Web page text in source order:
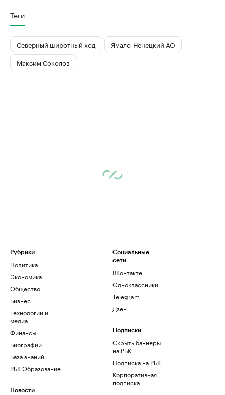
Теги
Северный широтный ход
Ямало-Ненецкий АО
Максим Соколов
Рубрики
Политика
Экономика
Общество
Бизнес
Технологии и
медиа
Финансы
Биографии
База знаний
РБК Образование
Новости
Социальные
сети
ВКонтакте
Одноклассники
Telegram
Дзен
Подписки
Скрыть баннеры
на РБК
Подписка на РБК
Корпоративная
подписка